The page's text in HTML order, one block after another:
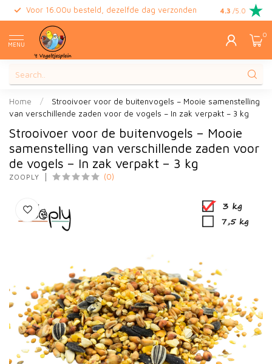
Voor 16.00u besteld, dezelfde dag verzonden Gratis
4.3 /5.0
MENU
0
Home /
Strooivoer voor de buitenvogels – Mooie samenstelling
van verschillende zaden voor de vogels – In zak verpakt – 3 kg
Strooivoer voor de buitenvogels – Mooie
samenstelling van verschillende zaden voor
de vogels – In zak verpakt – 3 kg
ZOOPLY (0)